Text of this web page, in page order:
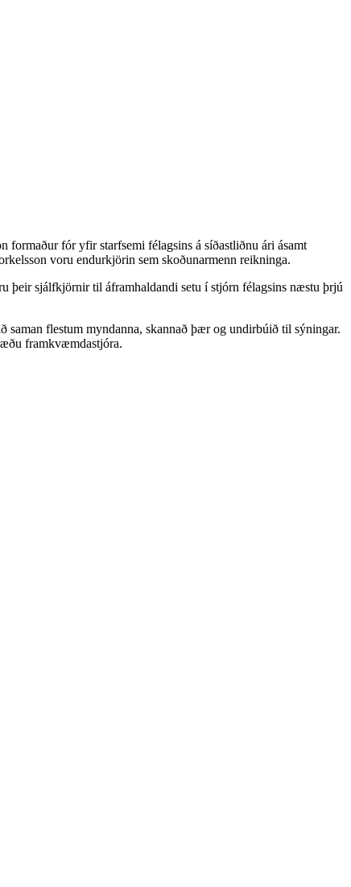
formaður fór yfir starfsemi félagsins á síðastliðnu ári ásamt
voru endurkjörin sem skoðunarmenn reikninga.
þeir sjálfkjörnir til áframhaldandi setu í stjórn félagsins næstu þrjú
flestum myndanna, skannað þær og undirbúið til sýningar.
framkvæmdastjóra.